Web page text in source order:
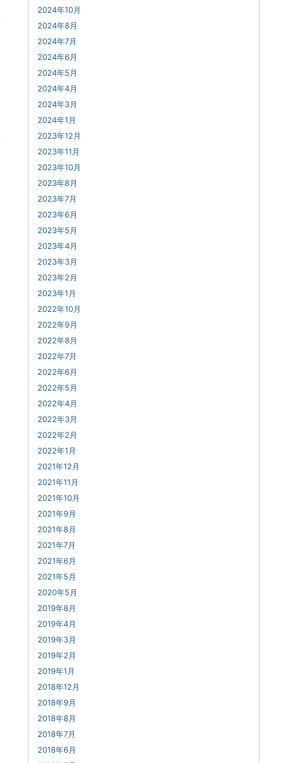
2024年10月
2024年8月
2024年7月
2024年6月
2024年5月
2024年4月
2024年3月
2024年1月
2023年12月
2023年11月
2023年10月
2023年8月
2023年7月
2023年6月
2023年5月
2023年4月
2023年3月
2023年2月
2023年1月
2022年10月
2022年9月
2022年8月
2022年7月
2022年6月
2022年5月
2022年4月
2022年3月
2022年2月
2022年1月
2021年12月
2021年11月
2021年10月
2021年9月
2021年8月
2021年7月
2021年6月
2021年5月
2020年5月
2019年8月
2019年4月
2019年3月
2019年2月
2019年1月
2018年12月
2018年9月
2018年8月
2018年7月
2018年6月